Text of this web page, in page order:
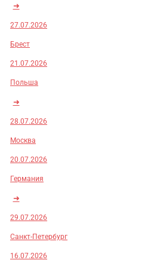
➜
27.07.2026
Брест
21.07.2026
Польша
➜
28.07.2026
Москва
20.07.2026
Германия
➜
29.07.2026
Санкт-Петербург
16.07.2026